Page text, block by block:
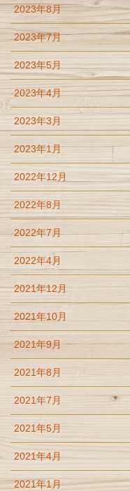
2023年8月
2023年7月
2023年5月
2023年4月
2023年3月
2023年1月
2022年12月
2022年8月
2022年7月
2022年4月
2021年12月
2021年10月
2021年9月
2021年8月
2021年7月
2021年5月
2021年4月
2021年1月